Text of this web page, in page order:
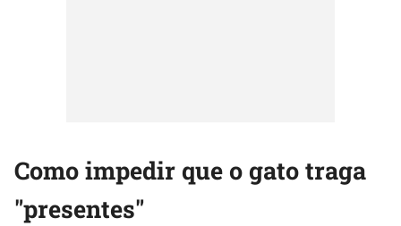
Como impedir que o gato traga
"presentes"